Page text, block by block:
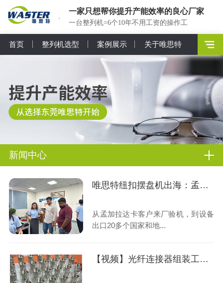
一家只想帮你提升产能效率的良心厂家
一台整列机=6个10年不用工资的操作工
首页 整列机选型 案例展示 关于唯思特
新闻中心
唯思特纽扣摆盘机出海：孟加拉客户来厂验机纪实
从孟加拉达卡客户来厂验机，到设备
出口20多个国家和地...
【视频】光纤连接器组装工艺：整列机排陶瓷插芯与金属外壳，翻转180°套弹簧一次到位